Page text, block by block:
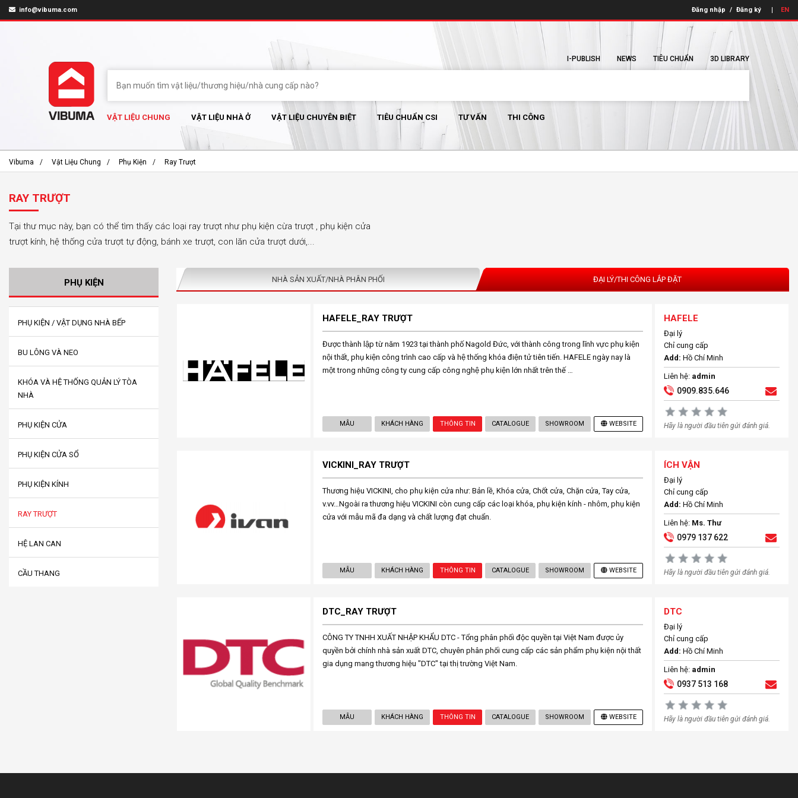
info@vibuma.com Đăng nhập / Đăng ký EN
I-PUBLISH NEWS TIÊU CHUẨN 3D LIBRARY
VẬT LIỆU CHUNG VẬT LIỆU NHÀ Ở VẬT LIỆU CHUYÊN BIỆT TIÊU CHUẨN CSI TƯ VẤN THI CÔNG
Vibuma Vật Liệu Chung Phụ Kiện Ray Trượt
RAY TRƯỢT
Tại thư mục này, bạn có thể tìm thấy các loại ray trượt như phụ kiện cừa trượt , phụ kiện cửa
trượt kính, hệ thống cửa trượt tự động, bánh xe trượt, con lăn cửa trượt dưới,...
NHÀ SẢN XUẤT/NHÀ PHÂN PHỐI ĐẠI LÝ/THI CÔNG LẮP ĐẶT
HAFELE_RAY TRƯỢT
Được thành lập từ năm 1923 tại thành phố Nagold Đức, với thành công trong lĩnh vực phụ kiện
nội thất, phụ kiện công trình cao cấp và hệ thống khóa điện tử tiên tiến. HAFELE ngày nay là
một trong những công ty cung cấp công nghệ phụ kiện lớn nhất trên thế …
MẪU KHÁCH HÀNG THÔNG TIN CATALOGUE SHOWROOM WEBSITE
HAFELE
Đại lý
Chỉ cung cấp
Add: Hồ Chí Minh
Liên hệ: admin
0909.835.646
Hãy là người đầu tiên gửi đánh giá.
VICKINI_RAY TRƯỢT
Thương hiệu VICKINI, cho phụ kiện cửa như: Bản lề, Khóa cửa, Chốt cửa, Chặn cửa, Tay cửa,
v.vv…Ngoài ra thương hiệu VICKINI còn cung cấp các loại khóa, phụ kiện kính - nhôm, phụ kiện
cửa với mẫu mã đa dạng và chất lượng đạt chuẩn.
MẪU KHÁCH HÀNG THÔNG TIN CATALOGUE SHOWROOM WEBSITE
ÍCH VẬN
Đại lý
Chỉ cung cấp
Add: Hồ Chí Minh
Liên hệ: Ms. Thư
0979 137 622
Hãy là người đầu tiên gửi đánh giá.
DTC_RAY TRƯỢT
CÔNG TY TNHH XUẤT NHẬP KHẨU DTC - Tổng phân phối độc quyền tại Việt Nam được ủy
quyền bởi chính nhà sản xuất DTC, chuyên phân phối cung cấp các sản phẩm phụ kiện nội thất
gia dụng mang thương hiệu "DTC" tại thị trường Việt Nam.
MẪU KHÁCH HÀNG THÔNG TIN CATALOGUE SHOWROOM WEBSITE
DTC
Đại lý
Chỉ cung cấp
Add: Hồ Chí Minh
Liên hệ: admin
0937 513 168
Hãy là người đầu tiên gửi đánh giá.
PHỤ KIỆN
PHỤ KIỆN / VẬT DỤNG NHÀ BẾP
BU LÔNG VÀ NEO
KHÓA VÀ HỆ THỐNG QUẢN LÝ TÒA
NHÀ
PHỤ KIỆN CỬA
PHỤ KIỆN CỬA SỔ
PHỤ KIỆN KÍNH
RAY TRƯỢT
HỆ LAN CAN
CẦU THANG